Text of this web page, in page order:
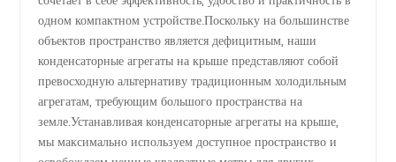
крыше
от
производителя
одном компактном устройстве.Поскольку на большинстве
объектов пространство является дефицитным, наши
конденсаторные агрегаты на крыше представляют собой
превосходную альтернативу традиционным холодильным
агрегатам, требующим большого пространства на
земле.Устанавливая конденсаторные агрегаты на крыше,
мы максимально используем доступное пространство и